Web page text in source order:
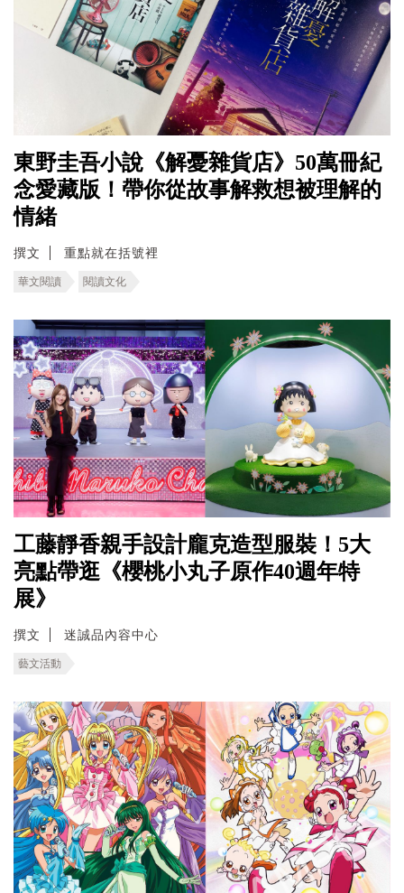
東野圭吾小說《解憂雜貨店》50萬冊紀
念愛藏版！帶你從故事解救想被理解的
情緒
撰文 重點就在括號裡
華文閱讀 閱讀文化
工藤靜香親手設計龐克造型服裝！5大
亮點帶逛《櫻桃小丸子原作40週年特
展》
撰文 迷誠品內容中心
藝文活動